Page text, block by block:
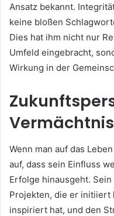
Ansatz bekannt.
keine bloßen
Dies hat ihm nicht nur
Umfeld eingebracht,
Wirkung in der
Vermächtnis
Wenn man auf das
auf, dass sein Einfluss
Erfolge hinausgeht.
Projekten, die er initiiert
inspiriert hat, und den